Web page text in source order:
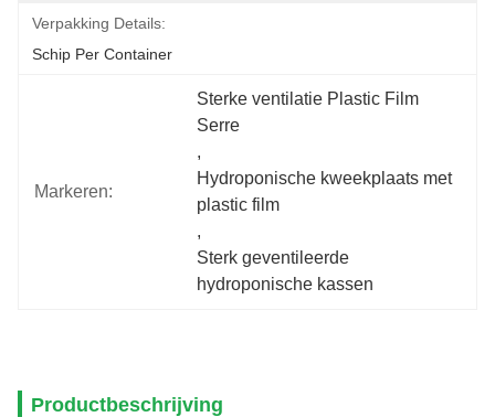
Verpakking Details:
Schip Per Container
Markeren:
Sterke ventilatie Plastic Film
Serre
,
Hydroponische kweekplaats met
plastic film
,
Sterk geventileerde
hydroponische kassen
Productbeschrijving